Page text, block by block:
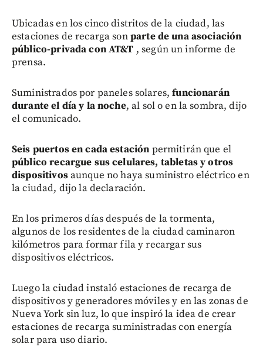
Ubicadas en los cinco distritos de la ciudad, las
estaciones de recarga sonparte de una asociación
público-privada con AT&T , según un informe de
prensa.
Suministrados por paneles solares,funcionarán
durante el día y la noche, al sol o en la sombra, dijo
el comunicado.
Seis puertos en cada estación permitirán que el
público recargue sus celulares, tabletas y otros
dispositivosaunque no haya suministro eléctrico en
la ciudad, dijo la declaración.
En los primeros días después de la tormenta,
algunos de los residentes de la ciudad caminaron
kilómetros para formar fila y recargar sus
dispositivos eléctricos.
Luego la ciudad instaló estaciones de recarga de
dispositivos y generadores móviles y en las zonas de
Nueva York sin luz, lo que inspiró la idea de crear
estaciones de recarga suministradas con energía
solar para uso diario.